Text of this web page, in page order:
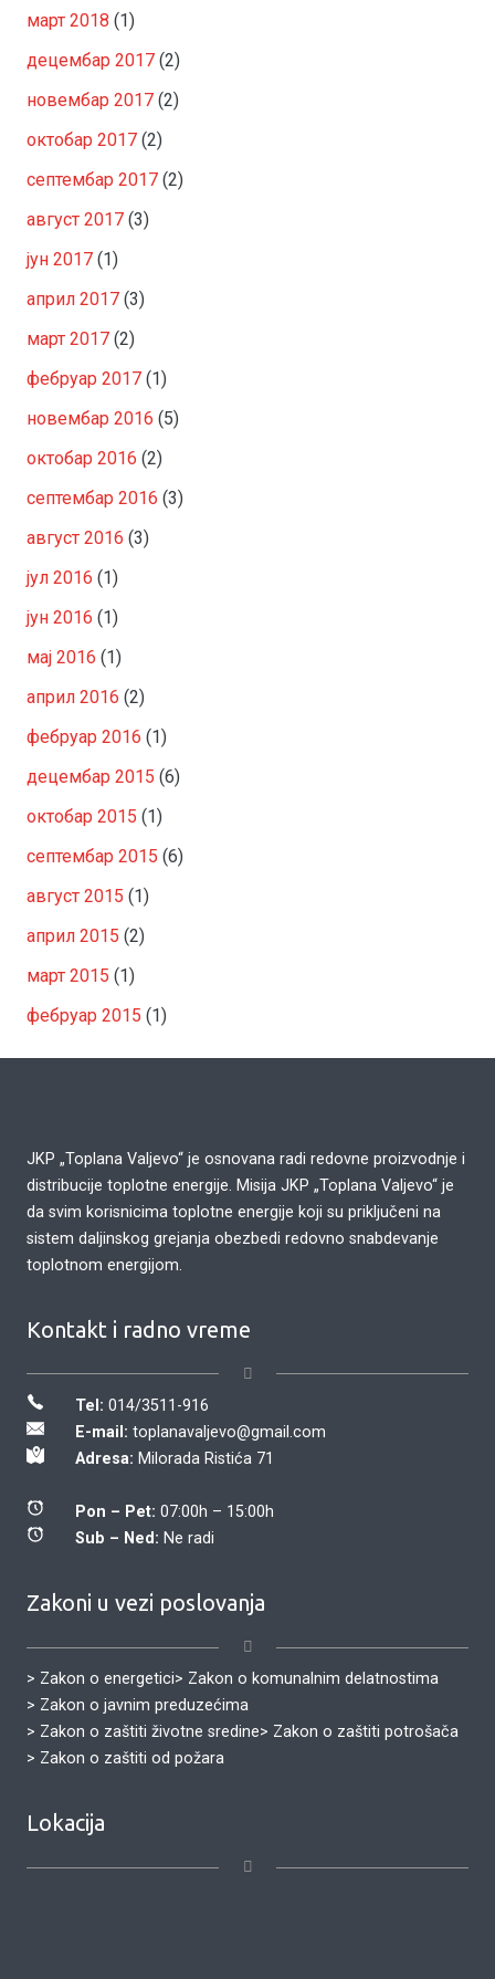
март 2018 (1)
децембар 2017 (2)
новембар 2017 (2)
октобар 2017 (2)
септембар 2017 (2)
август 2017 (3)
јун 2017 (1)
април 2017 (3)
март 2017 (2)
фебруар 2017 (1)
новембар 2016 (5)
октобар 2016 (2)
септембар 2016 (3)
август 2016 (3)
јул 2016 (1)
јун 2016 (1)
мај 2016 (1)
април 2016 (2)
фебруар 2016 (1)
децембар 2015 (6)
октобар 2015 (1)
септембар 2015 (6)
август 2015 (1)
април 2015 (2)
март 2015 (1)
фебруар 2015 (1)
JKP „Toplana Valjevo“ je osnovana radi redovne proizvodnje i
distribucije toplotne energije. Misija JKP „Toplana Valjevo“ je
da svim korisnicima toplotne energije koji su priključeni na
sistem daljinskog grejanja obezbedi redovno snabdevanje
toplotnom energijom.
Kontakt i radno vreme
Tel: 014/3511-916
E-mail: toplanavaljevo@gmail.com
Adresa: Milorada Ristića 71
Pon – Pet: 07:00h – 15:00h
Sub – Ned: Ne radi
Zakoni u vezi poslovanja
> Zakon o energetici> Zakon o komunalnim delatnostima
> Zakon o javnim preduzećima
> Zakon o zaštiti životne sredine> Zakon o zaštiti potrošača
> Zakon o zaštiti od požara
Lokacija